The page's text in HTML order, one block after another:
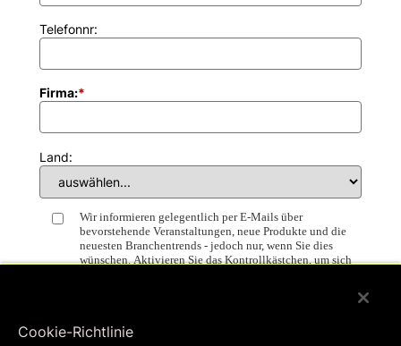
Telefonnr:
*
Firma:
Land:
Wir informieren gelegentlich per E-Mails über
bevorstehende Veranstaltungen, neue Produkte und die
neuesten Branchentrends - jedoch nur, wenn Sie dies
wünschen. Aktivieren Sie das Kontrollkästchen, um sich
Cookie-Richtlinie